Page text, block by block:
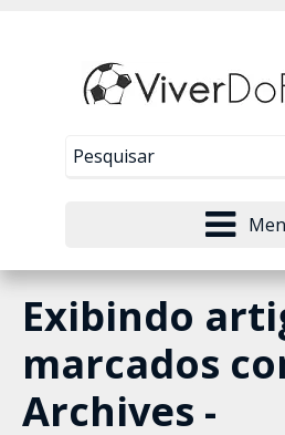
Exibindo
marcados
Archives -